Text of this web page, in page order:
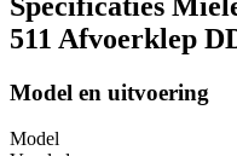
511 Afvoerklep
Model en uitvoering
Model